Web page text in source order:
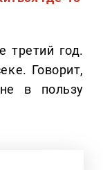
третий год.
Говорит,
в пользу